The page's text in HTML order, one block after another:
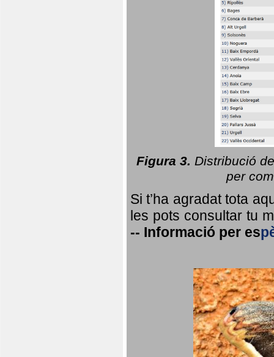
Figura 3. Distribució
per
Si t’ha agradat tota
les pots consultar tu
-- Informació per es